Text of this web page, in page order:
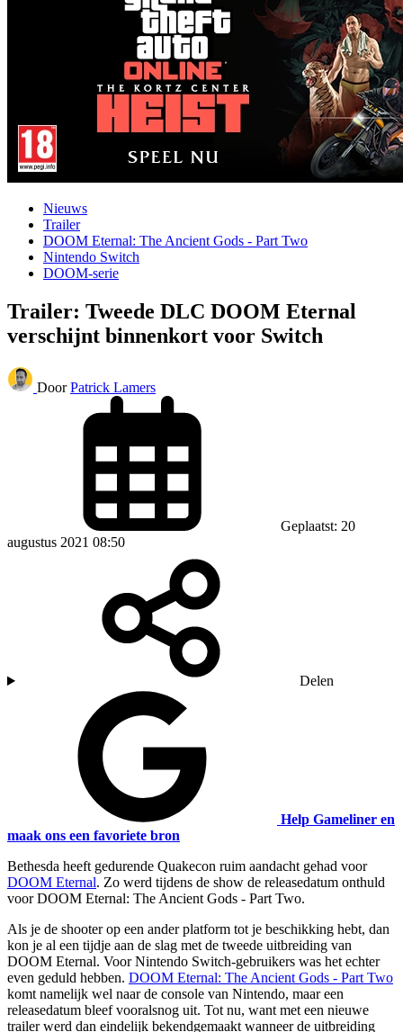
Nieuws
Trailer
DOOM Eternal: The Ancient Gods - Part Two
Nintendo Switch
DOOM-serie
Trailer: Tweede DLC DOOM Eternal
verschijnt binnenkort voor Switch
Door Patrick Lamers
Geplaatst: 20
augustus 2021 08:50
Delen
Help Gameliner en
maak ons een favoriete bron
Bethesda heeft gedurende Quakecon ruim aandacht gehad voor
DOOM Eternal. Zo werd tijdens de show de releasedatum onthuld
voor DOOM Eternal: The Ancient Gods - Part Two.
Als je de shooter op een ander platform tot je beschikking hebt, dan
kon je al een tijdje aan de slag met de tweede uitbreiding van
DOOM Eternal. Voor Nintendo Switch-gebruikers was het echter
even geduld hebben. DOOM Eternal: The Ancient Gods - Part Two
komt namelijk wel naar de console van Nintendo, maar een
releasedatum bleef vooralsnog uit. Tot nu, want met een nieuwe
trailer werd dan eindelijk bekendgemaakt wanneer de uitbreiding